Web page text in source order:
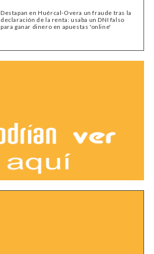
Destapan en Huércal-Overa un fraude tras la
declaración de la renta: usaba un DNI falso
para ganar dinero en apuestas 'online'